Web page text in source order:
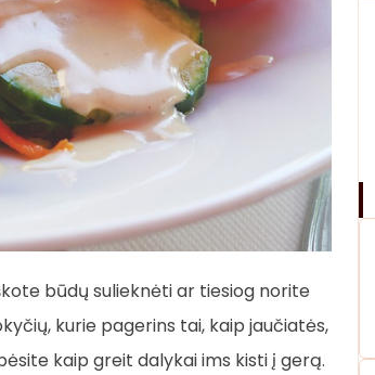
būdų sulieknėti ar tiesiog norite
kurie pagerins tai, kaip jaučiatės,
kaip greit dalykai ims kisti į gerą.